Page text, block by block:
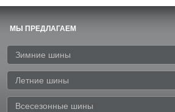
МЫ ПРЕДЛАГАЕМ
Зимние шины
Летние шины
Всесезонные шины